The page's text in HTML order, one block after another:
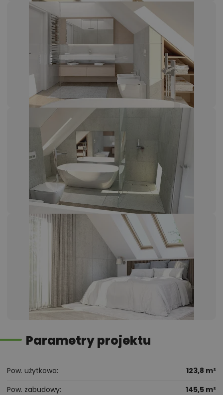
Parametry projektu
Pow. użytkowa
123,8 m²
Pow. zabudowy
145,5 m²